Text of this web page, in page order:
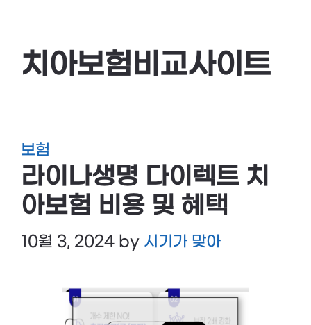
치아보험비교사이트
보험
라이나생명 다이렉트 치
아보험 비용 및 혜택
10월 3, 2024 by 시기가 맞아